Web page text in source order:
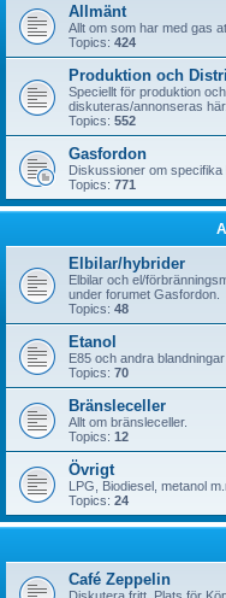
Allmänt
Allt om som har med gas
Topics: 424
Produktion och
Speciellt för produktion
diskuteras/annonseras här.
Topics: 552
Gasfordon
Diskussioner om specifika
Topics: 771
Elbilar/hybrider
Elbilar och el/
under forumet Gasfordon.
Topics: 48
Etanol
E85 och andra
Topics: 70
Bränsleceller
Allt om bränsleceller.
Topics: 12
Övrigt
LPG, Biodiesel, metanol
Topics: 24
Café Zeppelin